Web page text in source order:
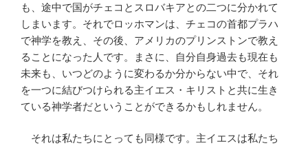
も、途中で国がチェコとスロバキアとの二つに分かれて
しまいます。それでロッホマンは、チェコの首都プラハ
で神学を教え、その後、アメリカのプリンストンで教え
ることになった人です。まさに、自分自身過去も現在も
未来も、いつどのように変わるか分からない中で、それ
を一つに結びつけられる主イエス・キリストと共に生き
ている神学者だということができるかもしれません。
それは私たちにとっても同様です。主イエスは私たち